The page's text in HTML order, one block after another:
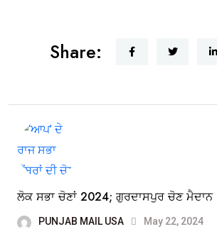
Share:
ਲੋਕ ਸਭਾ ਚੋਣਾਂ 2024; ਗੁਰਦਾਸਪੁਰ ਚੋਣ ਮੈਦਾਨ
PUNJAB MAIL USA May 22, 2024